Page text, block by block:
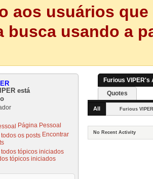
aos usuários
busca usando a
Página Pessoal
Encontrar
tópicos iniciados
Furious VIPER's
Quotes
All Furious VIPER
No Recent Activity